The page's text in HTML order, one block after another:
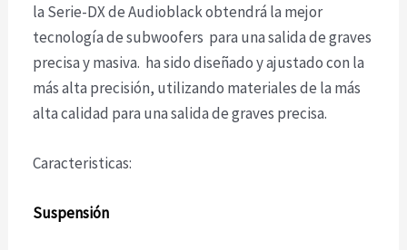
la Serie-DX de Audioblack obtendrá la mejor
tecnología de subwoofers para una salida de graves
precisa y masiva. ha sido diseñado y ajustado con la
más alta precisión, utilizando materiales de la más
alta calidad para una salida de graves precisa.
Caracteristicas:
Suspensión